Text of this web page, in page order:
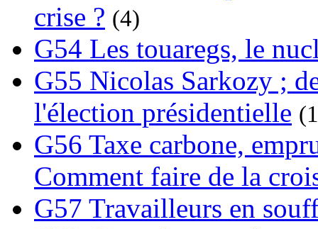
crise ? (4)
G54 Les touaregs, le
G55 Nicolas Sarkozy ;
l'élection présidentielle
G56 Taxe carbone,
Comment faire de la
G57 Travailleurs en